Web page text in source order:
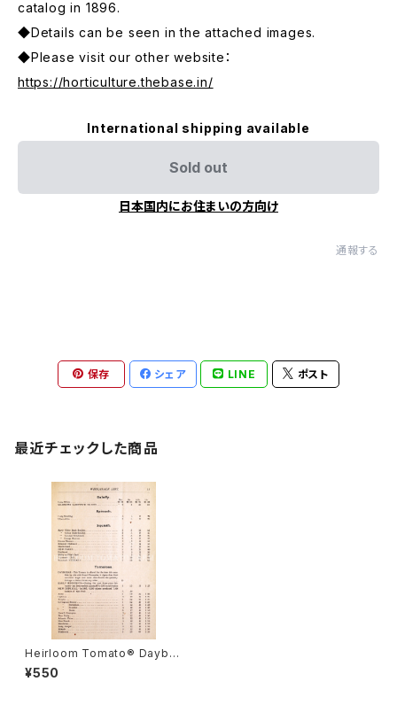
catalog in 1896.
◆Details can be seen in the attached images.
◆Please visit our other website：
https://horticulture.thebase.in/
International shipping available
Sold out
日本国内にお住まいの方向け
通報する
保存 シェア LINE ポスト
最近チェックした商品
Heirloom Tomato® Daybre
ak エアルーム・トマト・デイブレ
イク
¥550